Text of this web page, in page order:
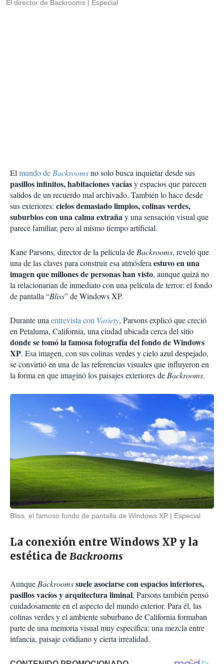
El director de Backrooms Especial
Elmundo deBackroomsno solo busca inquietar desde sus
pasillos infinitos, habitaciones vacíasy espacios que parecen
salidos de un recuerdo mal archivado. También lo hace desde
sus exteriores: cielos demasiado limpios, colinas verdes,
suburbios con una calma extrañay una sensación visual que
parece familiar, pero al mismo tiempo artificial.
Kane Parsons, director de la película deBackrooms, reveló que
una de las claves para construir esa atmósferaestuvo en una
imagen que millones de personas han visto, aunque quizá no
la relacionarían de inmediato con una película de terror: el fondo
de pantalla “Bliss” de Windows XP.
Durante unaentrevista con Variety, Parsons explicó que creció
en Petaluma, California, una ciudad ubicada cerca del sitio
donde se tomó la famosa fotografía del fondo de Windows
XP. Esa imagen, con sus colinas verdes y cielo azul despejado,
se convirtió en una de las referencias visuales que influyeron en
la forma en que imaginó los paisajes exteriores deBackrooms.
Bliss, el famoso fondo de pantalla de Windows XP Especial
La conexión entre Windows XP y la
estética de Backrooms
AunqueBackroomssuele asociarse con espacios interiores,
pasillos vacíos y arquitectura liminal, Parsons también pensó
cuidadosamente en el aspecto del mundo exterior. Para él, las
colinas verdes y el ambiente suburbano de California formaban
parte de una memoria visual muy específica: una mezcla entre
infancia, paisaje cotidiano y cierta irrealidad.